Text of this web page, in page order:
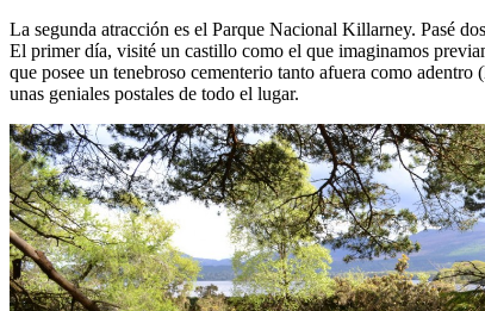
La segunda atracción es el Parque Nacional Killarney. Pasé
El primer día, visité un castillo como el que imaginamos
que posee un tenebroso cementerio tanto afuera como
unas geniales postales de todo el lugar.